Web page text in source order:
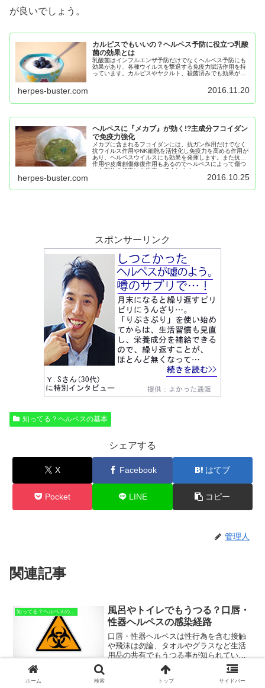
が良いでしょう。
カルピスでもいいの？ヘルペス予防に役立つ乳酸
菌の効果とは
乳酸菌はインフルエンザ予防だけでなくヘルペス予防にも
効果があり、各種ウイルスを撃退する免疫力賦活作用を持
っています。カルピスやヤクルト、殺菌済みでも効果が得
herpes-buster.com 2016.11.20
ヘルペスに『メカブ』が効く!?主成分フコイダン
で免疫力強化
メカブに含まれるフコイダンには、抗ガン作用だけでなく
抗ウイルス作用やNK細胞を活性化し免疫力を高める作用が
あり、ヘルペスウイルスにも効果を発揮します。また抗菌
作用や皮膚創傷修復作用もあるのでヘルペスによって傷つ
いた部位の修復にも役立ってくれます。
herpes-buster.com 2016.10.25
スポンサーリンク
知ってる？ヘルペスの基本
シェアする
X Facebook はてブ
Pocket LINE コピー
管理人
関連記事
風呂やトイレでもうつる？口唇・
性器ヘルペスの感染経路
口唇・性器ヘルペスは性行為を含む接触
や飛沫は勿論、タオルやグラスなど生活
用品の共有でもうつる事が知られていま
す。細胞を離れたヘルペスウイルスの寿
命は数時間ですが、風呂やトイレでも感
染することはあり得るのでしょうか？
2016.08.12
ホーム 検索 トップ サイドバー